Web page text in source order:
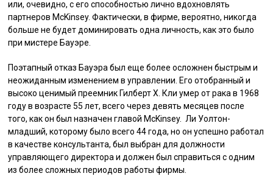
или, очевидно, с его способностью лично вдохновлять
партнеров McKinsey. Фактически, в фирме, вероятно, никогда
больше не будет доминировать одна личность, как это было
при мистере Бауэре.
Поэтапный отказ Бауэра был еще более осложнен быстрым и
неожиданным изменением в управлении. Его отобранный и
высоко ценимый преемник Гилберт Х. Кли умер от рака в 1968
году в возрасте 55 лет, всего через девять месяцев после
того, как он был назначен главой McKinsey. Ли Уолтон-
младший, которому было всего 44 года, но он успешно работал
в качестве консультанта, был выбран для должности
управляющего директора и должен был справиться с одним
из более сложных периодов работы фирмы.